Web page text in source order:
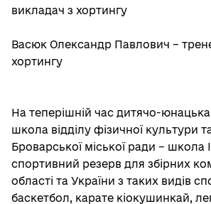
викладач з хортингу
Васюк Олександр Павлович –
хортингу
На теперішній час дитячо-
школа відділу фізичної культури
Броварської міської ради – школа I
спортивний резерв для збірних
області та України з таких видів
баскетбол, карате кіокушинкай,